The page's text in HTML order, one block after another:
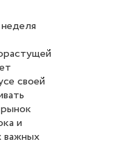
своей
и
важных